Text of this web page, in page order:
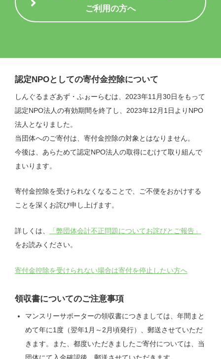
ご利用の方へ
認定NPOとしての寄付金控除について
しんぐるまざあず・ふぉーらむは、2023年11月30日をもって
認定NPO法人の有効期間を終了し、2023年12月1日よりNPO
法人となりました。
当団体へのご寄付は、寄付金控除の対象とはなりません。
今後は、あらためて認定NPO法人の取得にむけて取り組んで
まいります。
寄付金控除を受けられなくなることで、ご不便をおかけする
ことを深くお詫び申し上げます。
詳しくは、
「弊団体会計不正問題についてお詫びとご報告」
をお読みください。
寄付金控除を受けられない場合は寄付を停止したい方へ
領収書についてのご注意事項
マンスリーサポーターの領収書につきましては、年間まと
めて年に1度（翌年1月～2月頃発行）、郵送させていただ
きます。また、都度いただきましたご寄付については、当